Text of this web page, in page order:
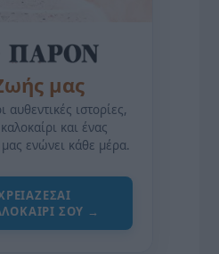
μας
ιστορίες,
και ένας
ενώνει κάθε μέρα.
ΣΟΥ →